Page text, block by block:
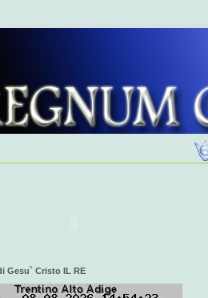
Gesu` Cristo IL RE